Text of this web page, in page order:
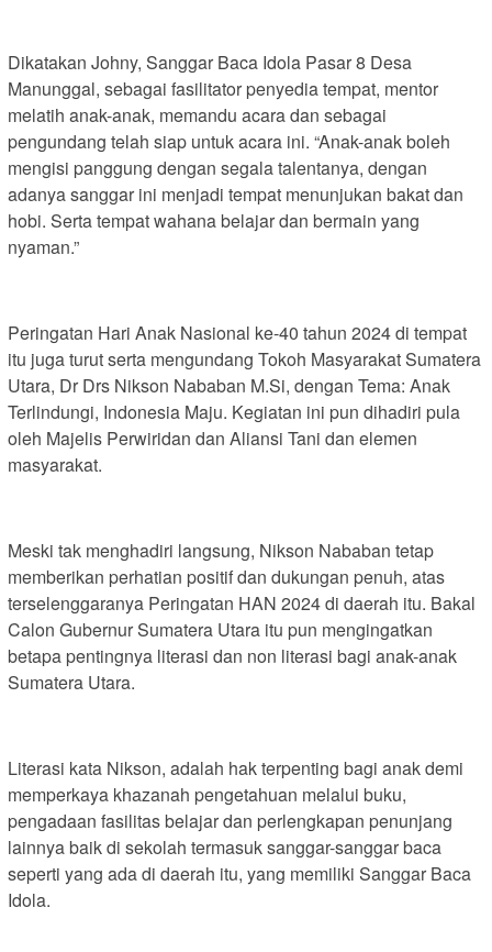
Dikatakan Johny, Sanggar Baca Idola Pasar 8 Desa
Manunggal, sebagai fasilitator penyedia tempat, mentor
melatih anak-anak, memandu acara dan sebagai
pengundang telah siap untuk acara ini. “Anak-anak boleh
mengisi panggung dengan segala talentanya, dengan
adanya sanggar ini menjadi tempat menunjukan bakat dan
hobi. Serta tempat wahana belajar dan bermain yang
nyaman.”
Peringatan Hari Anak Nasional ke-40 tahun 2024 di tempat
itu juga turut serta mengundang Tokoh Masyarakat Sumatera
Utara, Dr Drs Nikson Nababan M.Si, dengan Tema: Anak
Terlindungi, Indonesia Maju. Kegiatan ini pun dihadiri pula
oleh Majelis Perwiridan dan Aliansi Tani dan elemen
masyarakat.
Meski tak menghadiri langsung, Nikson Nababan tetap
memberikan perhatian positif dan dukungan penuh, atas
terselenggaranya Peringatan HAN 2024 di daerah itu. Bakal
Calon Gubernur Sumatera Utara itu pun mengingatkan
betapa pentingnya literasi dan non literasi bagi anak-anak
Sumatera Utara.
Literasi kata Nikson, adalah hak terpenting bagi anak demi
memperkaya khazanah pengetahuan melalui buku,
pengadaan fasilitas belajar dan perlengkapan penunjang
lainnya baik di sekolah termasuk sanggar-sanggar baca
seperti yang ada di daerah itu, yang memiliki Sanggar Baca
Idola.